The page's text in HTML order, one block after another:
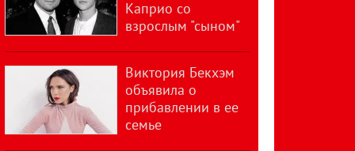
Каприо со
взрослым "сыном"
Виктория Бекхэм
объявила о
прибавлении в ее
семье